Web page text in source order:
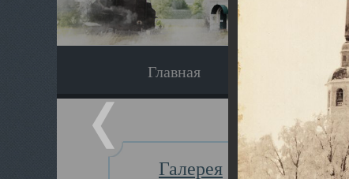
Главная Экскурсия
Галерея